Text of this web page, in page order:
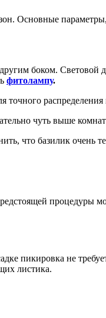
Основные
боком. Световой
фитолампу.
чуть выше
что базилик очень
пикировка не
листика.